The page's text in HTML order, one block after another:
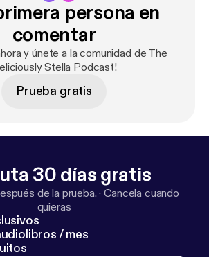
persona en
comentar
y únete a la comunidad de The
Stella Podcast!
Prueba gratis
30 días gratis
de la prueba. ·Cancela cuando
quieras
/ mes